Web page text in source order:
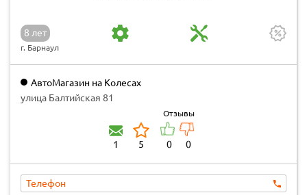
8 лет
г. Барнаул
АвтоМагазин на Колесах
улица Балтийская 81
1 5
Отзывы
0 0
Телефон